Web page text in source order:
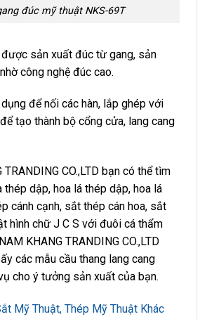
đúc mỹ thuật NKS-69T
sản xuất đúc từ gang, sản
công nghệ đúc cao.
để nối các hàn, lắp ghép với
tạo thành bộ cổng cửa, lang cang
CO.,LTD bạn có thể tìm
thép dập, hoa lá thép dập, hoa lá
cánh cạnh, sắt thép cán hoa, sắt
hình chữ J C S với đuôi cá thẩm
KHANG TRANDING CO.,LTD
các mẫu cầu thang lang cang
cho ý tưởng sản xuất của bạn.
Mỹ Thuật, Thép Mỹ Thuật Khác